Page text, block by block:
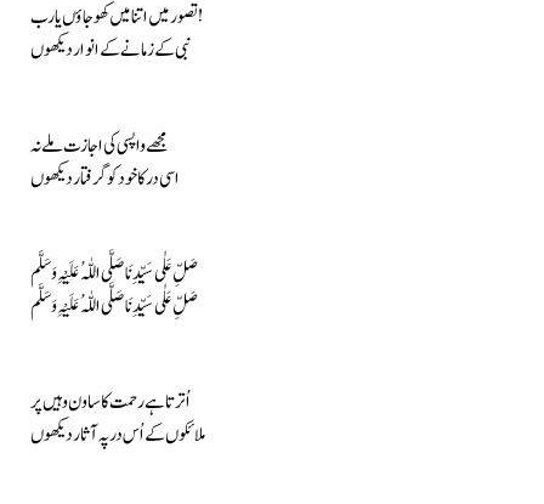
تصور میں اتنا میں کھو جاؤں یا رب!
نبی کے زمانے کے انوار دیکھوں
مجھے واپسی کی اجازت ملے نہ
اسی در کا خود کو گرفتار دیکھوں
صَلِّ عَلٰی سَیِّدِنَا صَلَّی اللّٰہُ عَلَیْہِ وَسَلَّم
صَلِّ عَلٰی سَیِّدِنَا صَلَّی اللّٰہُ عَلَیْہِ وَسَلَّم
اُترتا ہے رحمت کا ساون وہیں پر
ملائکوں کے اُس در پہ آثار دیکھوں